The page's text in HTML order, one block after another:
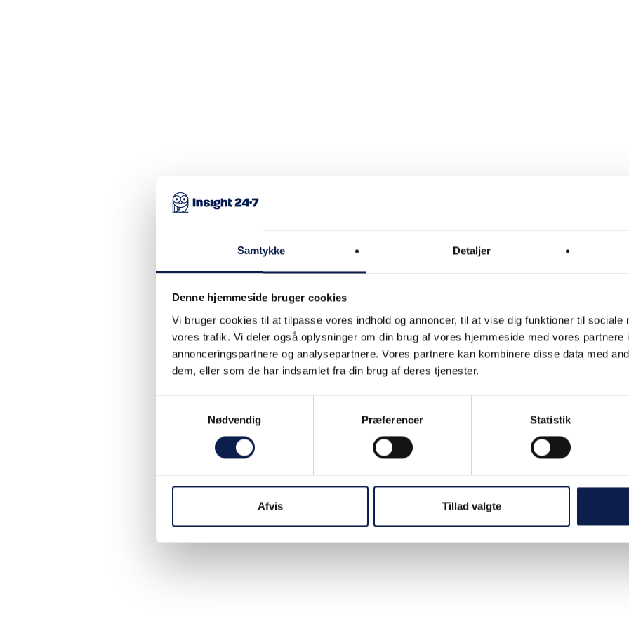
Samtykke Detaljer
Denne hjemmeside bruger cookies
Vi bruger cookies til at tilpasse vores indhold og annoncer, til at vise dig funktioner til sociale
vores trafik. Vi deler også oplysninger om din brug af vores hjemmeside med vores partnere
annonceringspartnere og analysepartnere. Vores partnere kan kombinere disse data med
dem, eller som de har indsamlet fra din brug af deres tjenester.
Nødvendig
Præferencer Statistik
Afvis Tillad valgte